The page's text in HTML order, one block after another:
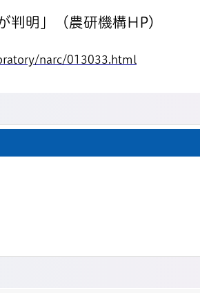
判明」（農研機構HP）
narc/013033.html